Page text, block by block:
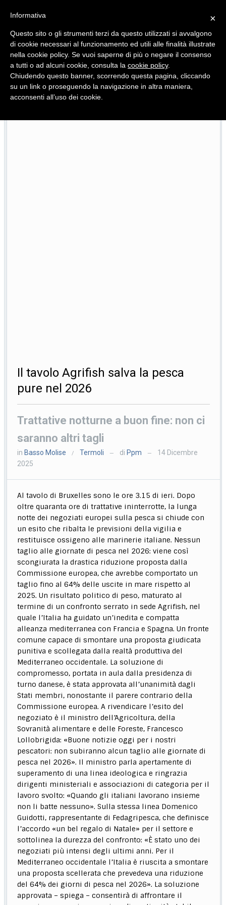
Quotidiano d'informazione distribuito in Molise con
Il tavolo Agrifish salva la pesca
pure nel 2026
Trattative notturne a buon fine: non ci
saranno altri tagli
in Basso Molise / Termoli — di Ppm —
14 Dicembre
2025
Al tavolo di Bruxelles sono le ore 3.15 di ieri. Dopo
oltre quaranta ore di trattative ininterrotte, la lunga
notte dei negoziati europei sulla pesca si chiude con
un esito che ribalta le previsioni della vigilia e
restituisce ossigeno alle marinerie italiane. Nessun
taglio alle giornate di pesca nel 2026: viene così
scongiurata la drastica riduzione proposta dalla
Commissione europea, che avrebbe comportato un
taglio fino al 64% delle uscite in mare rispetto al
2025. Un risultato politico di peso, maturato al
termine di un confronto serrato in sede Agrifish, nel
quale l’Italia ha guidato un’inedita e compatta
alleanza mediterranea con Francia e Spagna. Un fronte
comune capace di smontare una proposta giudicata
punitiva e scollegata dalla realtà produttiva del
Mediterraneo occidentale. La soluzione di
compromesso, portata in aula dalla presidenza di
turno danese, è stata approvata all’unanimità dagli
Stati membri, nonostante il parere contrario della
Commissione europea. A rivendicare l’esito del
negoziato è il ministro dell’Agricoltura, della
Sovranità alimentare e delle Foreste, Francesco
Lollobrigida: «Buone notizie oggi per i nostri
pescatori: non subiranno alcun taglio alle giornate di
pesca nel 2026». Il ministro parla apertamente di
superamento di una linea ideologica e ringrazia
dirigenti ministeriali e associazioni di categoria per il
lavoro svolto: «Quando gli italiani lavorano insieme
non li batte nessuno». Sulla stessa linea Domenico
Guidotti, rappresentante di Fedagripesca, che definisce
l’accordo «un bel regalo di Natale» per il settore e
sottolinea la durezza del confronto: «È stato uno dei
negoziati più intensi degli ultimi anni. Per il
Mediterraneo occidentale l’Italia è riuscita a smontare
una proposta scellerata che prevedeva una riduzione
del 64% dei giorni di pesca nel 2026». La soluzione
approvata – spiega – consentirà di affrontare il
×
Informativa
Questo sito o gli strumenti terzi da questo utilizzati si avvalgono
di cookie necessari al funzionamento ed utili alle finalità illustrate
nella cookie policy. Se vuoi saperne di più o negare il consenso
a tutti o ad alcuni cookie, consulta la cookie policy.
Chiudendo questo banner, scorrendo questa pagina, cliccando
su un link o proseguendo la navigazione in altra maniera,
acconsenti all’uso dei cookie.